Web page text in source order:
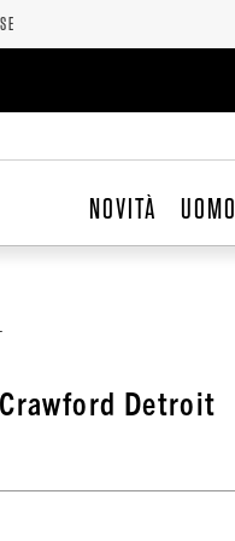
NOVITÀ UOMO
Detroit